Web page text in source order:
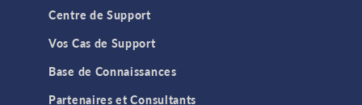
Centre de Support
Vos Cas de Support
Base de Connaissances
Partenaires et Consultants